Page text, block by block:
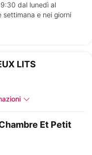
dal lunedì al
e nei giorni
LITS
Et Petit